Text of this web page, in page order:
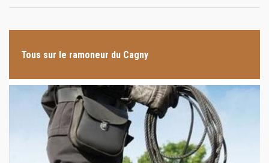
Tous sur le ramoneur du Cagny